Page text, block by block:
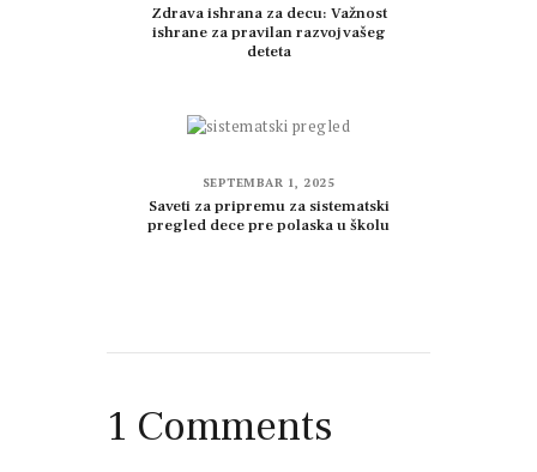
Zdrava ishrana za decu: Važnost
ishrane za pravilan razvoj vašeg
deteta
SEPTEMBAR 1, 2025
Saveti za pripremu za sistematski
pregled dece pre polaska u školu
1 Comments